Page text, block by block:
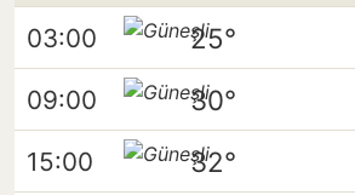
03:00 25°
09:00 30°
15:00 32°